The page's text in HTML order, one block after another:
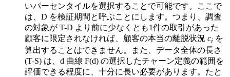
いパーセンタイルを選択することで可能です。ここで
は、D を検証期間と呼ぶことにします。つまり、調査
の対象が T-D より前に少なくとも1件の取引があった
顧客に限定されなければ、顧客の本当の離脱状況 ci を
算出することはできません。また、データ全体の長さ
(T-S) は、d 曲線 F(d) の選択したチャーン定義の範囲を
評価できる程度に、十分に長い必要があります。たと